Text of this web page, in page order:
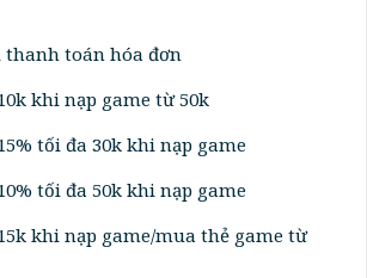
thanh toán hóa đơn
khi nạp game từ 50k
tối đa 30k khi nạp game
tối đa 50k khi nạp game
khi nạp game/mua thẻ game từ